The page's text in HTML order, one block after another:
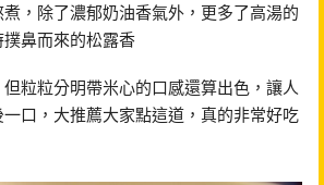
，除了濃郁奶油香氣外，更多了高湯的
鼻而來的松露香
粒粒分明帶米心的口感還算出色，讓人
口，大推薦大家點這道，真的非常好吃